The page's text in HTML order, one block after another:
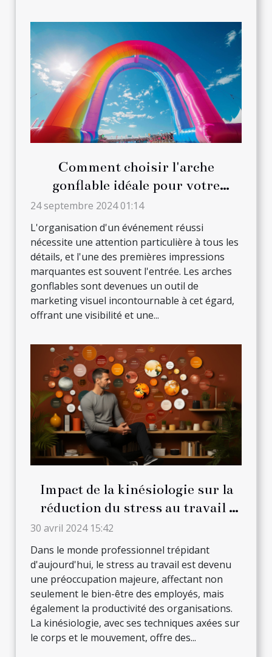
Comment choisir l'arche
gonflable idéale pour votre
prochain événement
24 septembre 2024 01:14
L'organisation d'un événement réussi
nécessite une attention particulière à tous les
détails, et l'une des premières impressions
marquantes est souvent l'entrée. Les arches
gonflables sont devenues un outil de
marketing visuel incontournable à cet égard,
offrant une visibilité et une...
Impact de la kinésiologie sur la
réduction du stress au travail :
Stratégies et techniques
30 avril 2024 15:42
Dans le monde professionnel trépidant
d'aujourd'hui, le stress au travail est devenu
une préoccupation majeure, affectant non
seulement le bien-être des employés, mais
également la productivité des organisations.
La kinésiologie, avec ses techniques axées sur
le corps et le mouvement, offre des...